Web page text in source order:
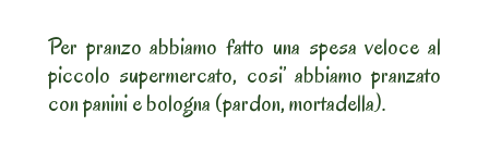
Per pranzo abbiamo fatto una spesa veloce al
piccolo supermercato, cosi’ abbiamo pranzato
con panini e bologna (pardon, mortadella).